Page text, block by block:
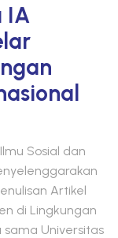
IA
Sosial dan
Artikel
di Lingkungan
sama Universitas